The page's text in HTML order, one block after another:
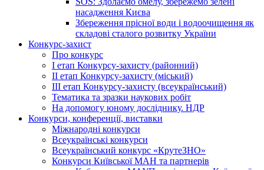
насадження Києва
Збереження прісної води і водоочищення як
складові сталого розвитку України
Конкурс-захист
Про конкурс
І етап Конкурсу-захисту (районний)
ІІ етап Конкурсу-захисту (міський)
ІІІ етап Конкурсу-захисту (всеукраїнський)
Тематика та зразки наукових робіт
На допомогу юному досліднику. НДР
Конкурси, конференції, виставки
Міжнародні конкурси
Всеукраїнські конкурси
Всеукраїнський конкурс «КрутеЗНО»
Конкурси Київської МАН та партнерів